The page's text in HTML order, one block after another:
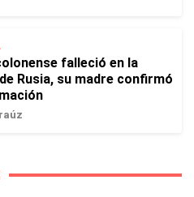
falleció en la
Rusia, su madre confirmó